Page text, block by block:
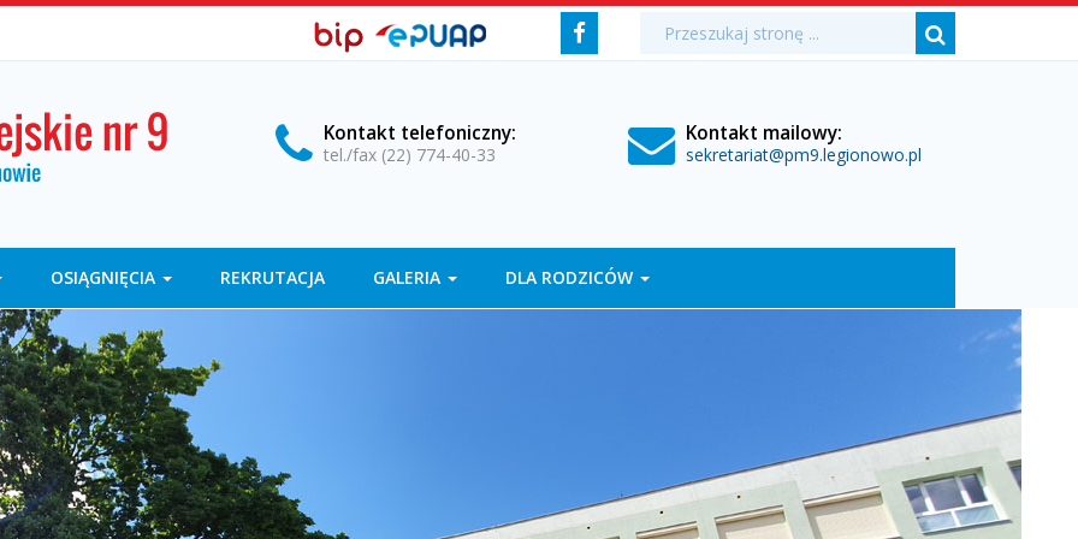
ePUAP
Biuletyn
Informacji
EPUAP
Media
społecznościowe
FacebookWyszukiwarka
Formularz
wyszukiwania
Wyszukiwana
fraza:
Szukaj
Kontakt telefoniczny:
tel./fax (22) 774-40-33
Kontakt mailowy:
sekretariat@pm9.legionowo.pl
OSIĄGNIĘCIA REKRUTACJA GALERIA DLA RODZICÓW